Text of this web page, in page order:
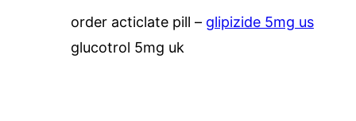
order acticlate pill – glipizide 5mg us
glucotrol 5mg uk